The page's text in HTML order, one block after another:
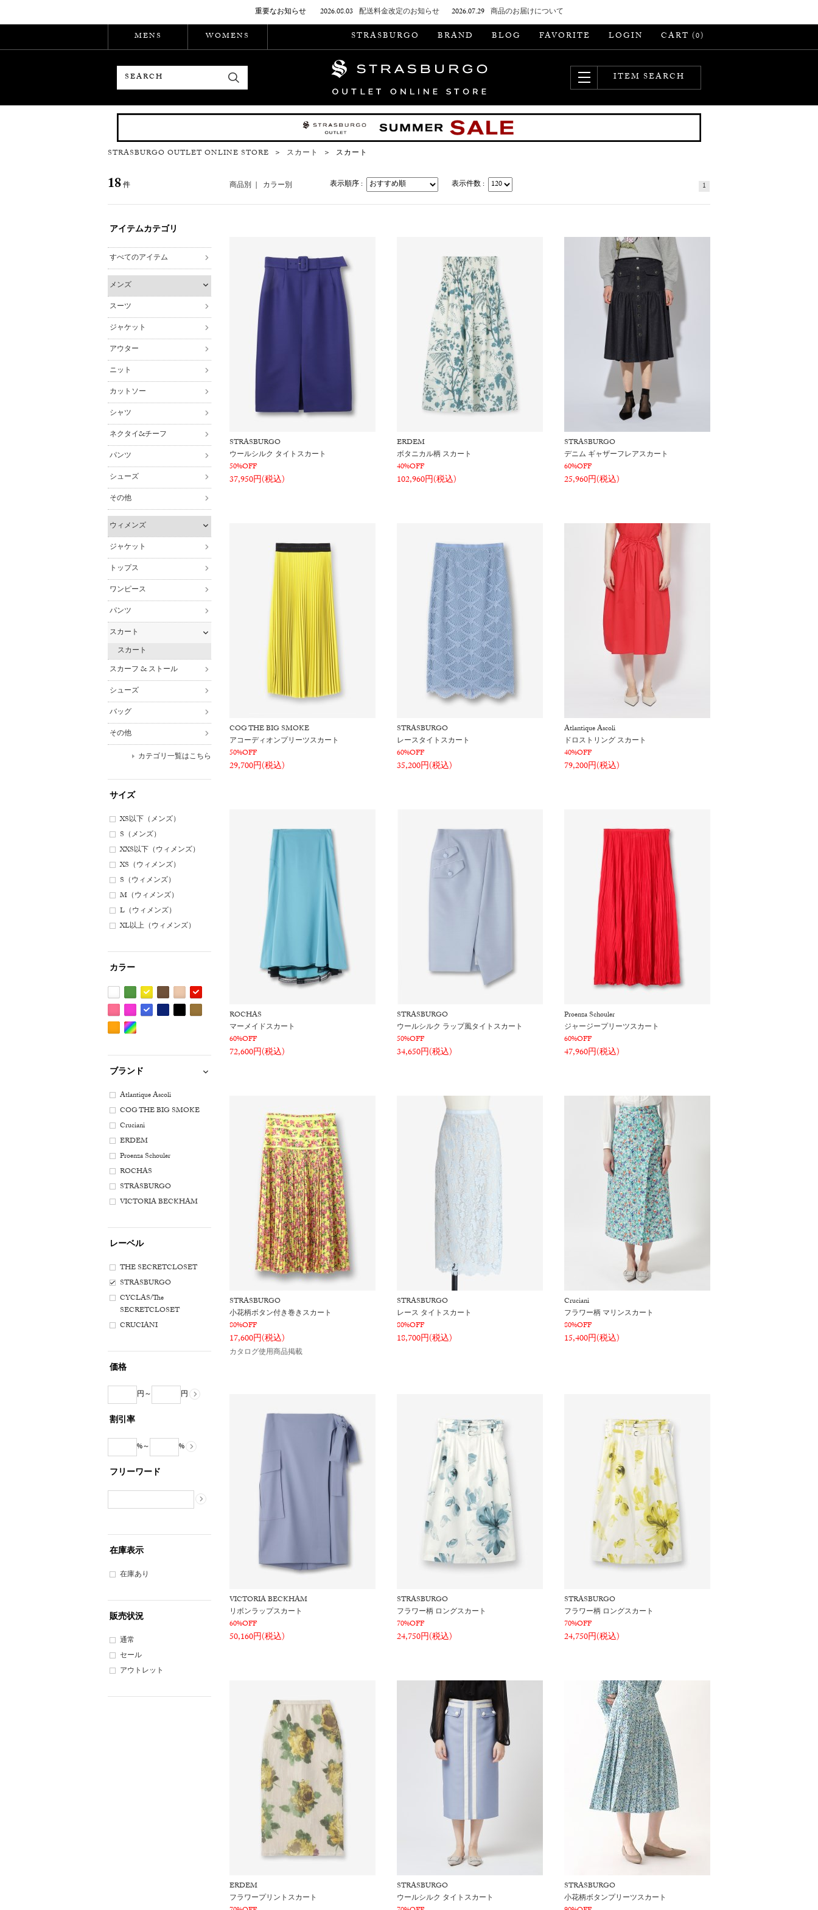
重要なお知らせ 2026.08.03 配送料金改定のお知らせ 2026.07.29 商品のお届けについて
MENS
WOMENS STRASBURGO BRAND BLOG FAVORITE LOGIN CART (0)
ITEM SEARCH
STRASBURGO OUTLET ONLINE STORE ＞ スカート ＞ スカート
18件 商品別 | カラー別 表示順序 : 表示件数 : 1
アイテムカテゴリ
すべてのアイテム
メンズ
スーツ
ジャケット
アウター
ニット
カットソー
シャツ
ネクタイ&チーフ
パンツ
シューズ
その他
ウィメンズ
ジャケット
トップス
ワンピース
パンツ
スカート
スカート
スカーフ & ストール
シューズ
バッグ
その他
カテゴリ一覧はこちら
サイズ
XS以下（メンズ）
S（メンズ）
XXS以下（ウィメンズ）
XS（ウィメンズ）
S（ウィメンズ）
M（ウィメンズ）
L（ウィメンズ）
XL以上（ウィメンズ）
カラー
ホ
ワ
系
グ
リ
ー
系
イ
エ
系
ブ
ラ
系
ベ
ー
系
レ
ッ
ピ
ン
系
パ
ー
ル
系
系
ー
ク
系
レ
ジ
系
ブランド
Atlantique Ascoli
COG THE BIG SMOKE
Cruciani
ERDEM
Proenza Schouler
ROCHAS
STRASBURGO
VICTORIA BECKHAM
レーベル
THE SECRETCLOSET
STRASBURGO
CYCLAS/The
SECRETCLOSET
CRUCIANI
価格
円～ 円
割引率
%～ %
フリーワード
在庫表示
在庫あり
販売状況
通常
セール
アウトレット
STRASBURGO
ウールシルク タイトスカート
50%OFF
37,950円(税込)
ERDEM
ボタニカル柄 スカート
40%OFF
102,960円(税込)
STRASBURGO
デニム ギャザーフレアスカート
60%OFF
25,960円(税込)
COG THE BIG SMOKE
アコーディオンプリーツスカート
50%OFF
29,700円(税込)
STRASBURGO
レースタイトスカート
60%OFF
35,200円(税込)
Atlantique Ascoli
ドロストリング スカート
40%OFF
79,200円(税込)
ROCHAS
マーメイドスカート
60%OFF
72,600円(税込)
STRASBURGO
ウールシルク ラップ風タイトスカート
50%OFF
34,650円(税込)
Proenza Schouler
ジャージープリーツスカート
60%OFF
47,960円(税込)
STRASBURGO
小花柄ボタン付き巻きスカート
80%OFF
17,600円(税込)
カタログ使用商品掲載
STRASBURGO
レース タイトスカート
80%OFF
18,700円(税込)
Cruciani
フラワー柄 マリンスカート
80%OFF
15,400円(税込)
VICTORIA BECKHAM
リボンラップスカート
60%OFF
50,160円(税込)
STRASBURGO
フラワー柄 ロングスカート
70%OFF
24,750円(税込)
STRASBURGO
フラワー柄 ロングスカート
70%OFF
24,750円(税込)
ERDEM
フラワープリントスカート
STRASBURGO
ウールシルク タイトスカート
STRASBURGO
小花柄ボタンプリーツスカート